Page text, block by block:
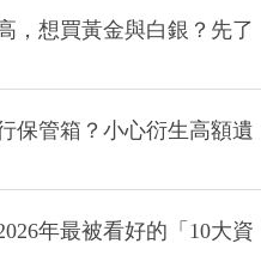
，想買黃金與白銀？先了
保管箱？小心衍生高額遺
年最被看好的「10大資